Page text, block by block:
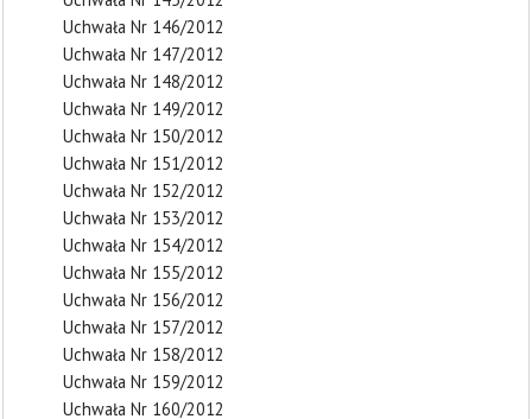
Uchwała Nr 146/2012
Uchwała Nr 147/2012
Uchwała Nr 148/2012
Uchwała Nr 149/2012
Uchwała Nr 150/2012
Uchwała Nr 151/2012
Uchwała Nr 152/2012
Uchwała Nr 153/2012
Uchwała Nr 154/2012
Uchwała Nr 155/2012
Uchwała Nr 156/2012
Uchwała Nr 157/2012
Uchwała Nr 158/2012
Uchwała Nr 159/2012
Uchwała Nr 160/2012